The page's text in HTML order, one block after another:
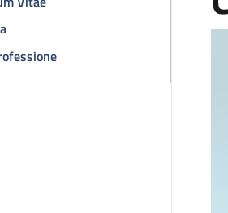
della pagina Claudio Zamagni
della pagina Claudio Zamagni